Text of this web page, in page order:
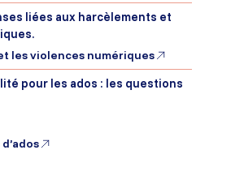
liées aux harcèlements et
les violences numériques
pour les ados : les questions